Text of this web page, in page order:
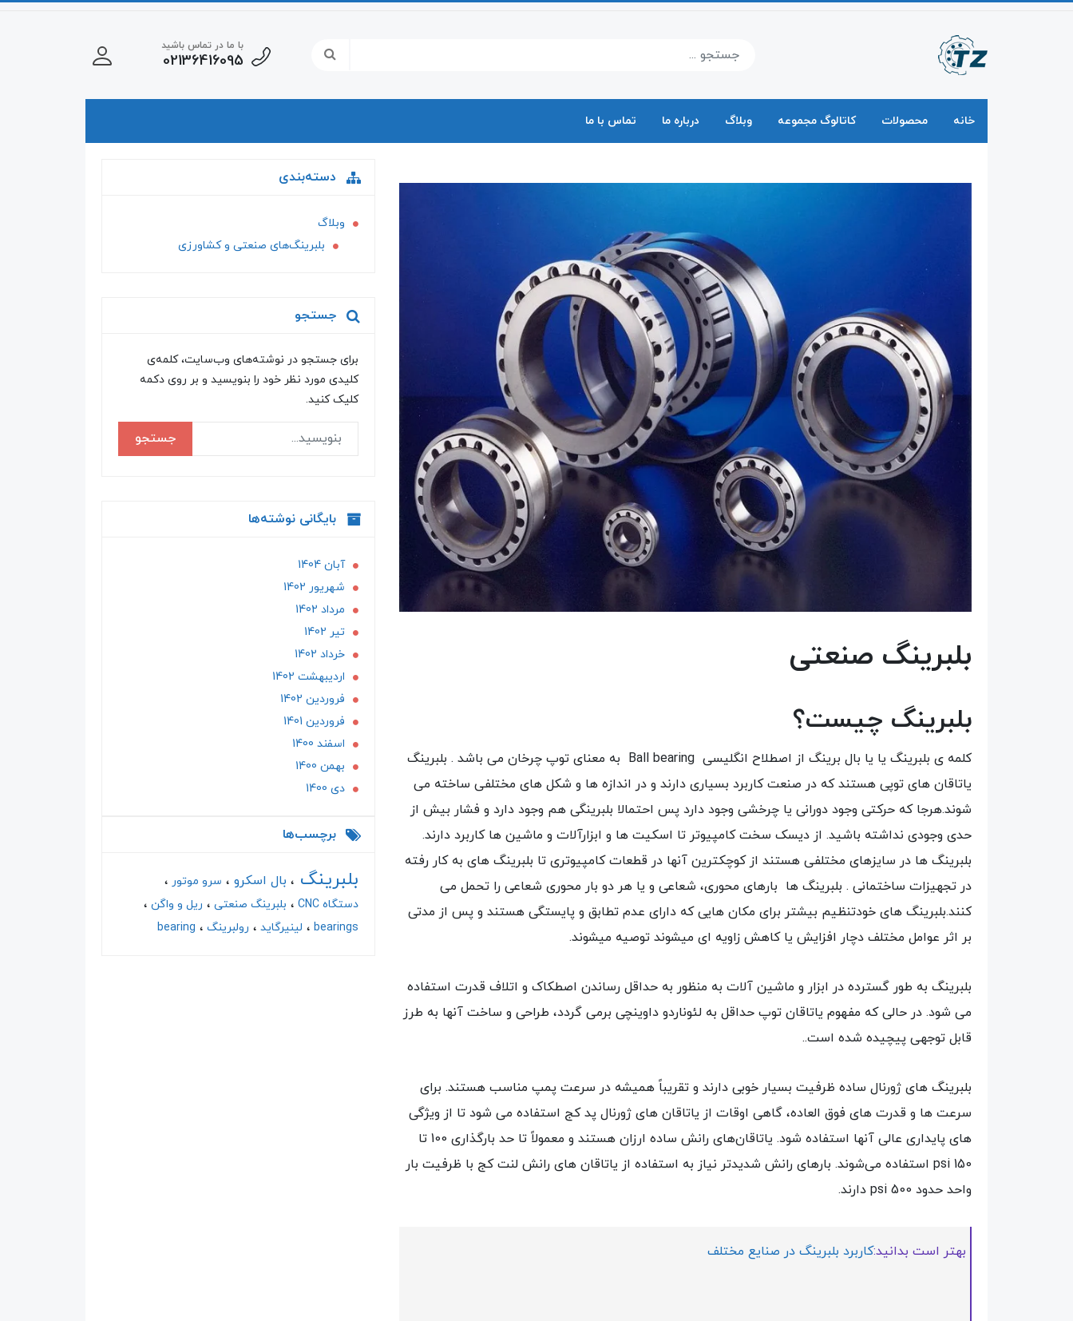
با ما در تماس باشید
02136416095
خانه محصولات کاتالوگ مجموعه وبلاگ درباره ما تماس با ما
بلبرینگ صنعتی
بلبرینگ چیست؟
کلمه ی بلبرینگ یا یا بال برینگ از اصطلاح انگلیسی Ball bearing به معنای توپ چرخان می باشد . بلبرینگ
یاتاقان های توپی هستند که در صنعت کاربرد بسیاری دارند و در اندازه ها و شکل های مختلفی ساخته می
شوند.هرجا که حرکتی وجود دورانی یا چرخشی وجود دارد پس احتمالا بلبرینگی هم وجود دارد و فشار بیش از
حدی وجودی نداشته باشید. از دیسک سخت کامپیوتر تا اسکیت ها و ابزارآلات و ماشین ها کاربرد دارند.
بلبرینگ ها در سایزهای مختلفی هستند از کوچکترین آنها در قطعات کامپیوتری تا بلبرینگ های به کار رفته
در تجهیزات ساختمانی . بلبرینگ ها بار‌های محوری، شعاعی و یا هر دو بار محوری شعاعی را تحمل می
کنند.بلبرینگ­ های خودتنظیم بیشتر برای مکان ­هایی که دارای عدم تطابق و پایستگی هستند و پس از مدتی
بر اثر عوامل مختلف دچار افزایش یا کاهش زاویه ­ای می­شوند توصیه می­شوند.
بلبرینگ به طور گسترده در ابزار و ماشین آلات به منظور به حداقل رساندن اصطکاک و اتلاف قدرت استفاده
می شود. در حالی که مفهوم یاتاقان توپ حداقل به لئوناردو داوینچی برمی گردد، طراحی و ساخت آنها به طرز
قابل توجهی پیچیده شده است..
بلبرینگ های ژورنال ساده ظرفیت بسیار خوبی دارند و تقریباً همیشه در سرعت پمپ مناسب هستند. برای
سرعت ها و قدرت های فوق العاده، گاهی اوقات از یاتاقان های ژورنال پد کج استفاده می شود تا از ویژگی
های پایداری عالی آنها استفاده شود. یاتاقان‌های رانش ساده ارزان هستند و معمولاً تا حد بارگذاری 100 تا
150 psi استفاده می‌شوند. بارهای رانش شدیدتر نیاز به استفاده از یاتاقان های رانش لنت کج با ظرفیت بار
واحد حدود 500 psi دارند.
بهتر است بدانید:کاربرد بلبرینگ در صنایع مختلف
دسته‌بندی
وبلاگ
بلبرینگ‌های صنعتی و کشاورزی
جستجو
برای جستجو در نوشته‌های وب‌سایت، کلمه‌ی
کلیدی مورد نظر خود را بنویسید و بر روی دکمه
کلیک کنید.
جستجو
بایگانی نوشته‌ها
آبان 1404
شهریور 1402
مرداد 1402
تير 1402
خرداد 1402
ارديبهشت 1402
فروردین 1402
فروردین 1401
اسفند 1400
بهمن 1400
دی 1400
برچسب‌ها
بلبرینگ بال اسکرو
سرو موتور
دستگاه CNC
بلبرینگ صنعتی
ریل و واگن
bearings
لینیرگاید رولبرینگ bearing